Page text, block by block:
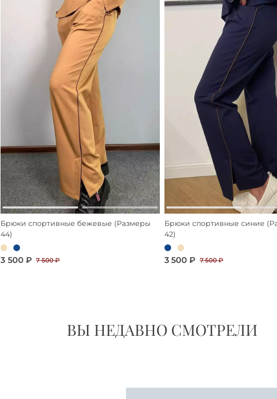
Брюки спортивные бежевые (Размеры
44)
3 500 ₽ 7 500 ₽
Брюки спортивные синие
42)
3 500 ₽ 7 500 ₽
ВЫ НЕДАВНО СМОТРЕЛИ